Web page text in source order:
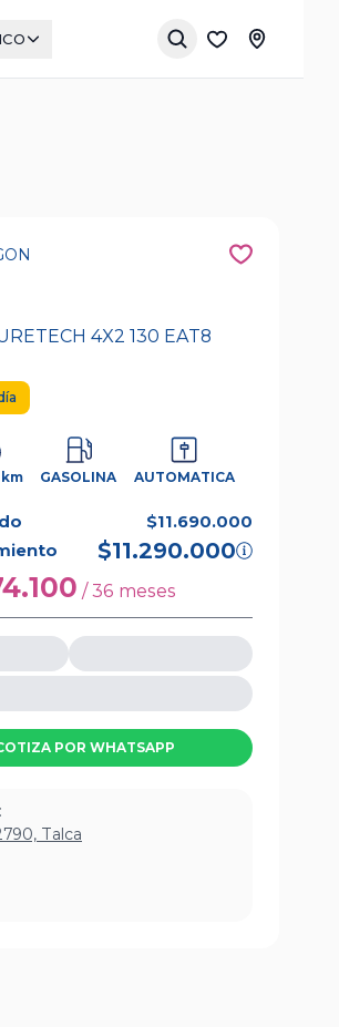
4X2 130 EAT8
km GASOLINA AUTOMATICA
$11.690.000
$11.290.000
/ 36 meses
POR WHATSAPP
Talca